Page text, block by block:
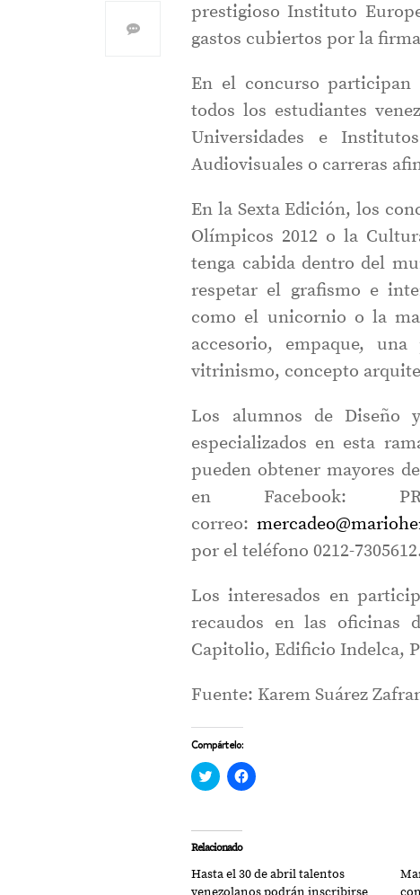
prestigioso Instituto
gastos cubiertos por la
En el concurso participan
todos los estudiantes
Universidades e
Audiovisuales o carreras
En la Sexta Edición, los
Olímpicos 2012 o la
tenga cabida dentro del
respetar el grafismo e
como el unicornio o la
accesorio, empaque,
vitrinismo, concepto
Los alumnos de Diseño
especializados en esta
pueden obtener mayores
en Facebook:
correo:
por el teléfono 0212-
Los interesados en
recaudos en las oficinas
Capitolio, Edificio Indelca,
Fuente: Karem Suárez
Compártelo:
Haz
clic
Twitter
(Se
abre
en
una
ventana
Haz
clic
en
una
ventana
Relacionado
Hasta el 30 de abril talentos